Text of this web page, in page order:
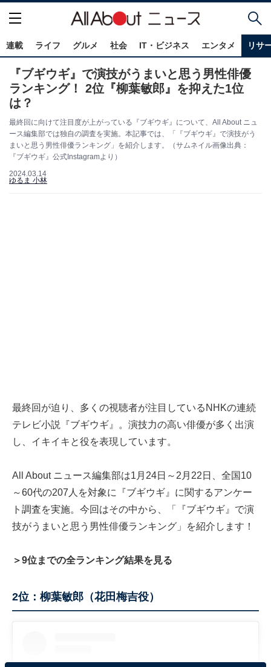
連載 ライフ グルメ 社会 IT・ビジネス エンタメ リサ
『ブギウギ』で演技がうまいと思う男性俳優
ランキング！ 2位『柳葉敏郎』を抑えた1位
は？
最終回に向けて注目度が上がっている『ブギウギ』について、All About ニュ
ース編集部では独自の調査を実施。本記事では、「『ブギウギ』で演技がう
まいと思う男性俳優ランキング」を紹介します。（サムネイル画像出典：
『ブギウギ』公式Instagramより）
2024.03.14
ゆるま 小林
最終回が迫り、多くの視聴者が注目しているNHKの連続
テレビ小説『ブギウギ』。演技力の高い俳優が多く出演
し、イキイキと役を表現しています。
All About ニュース編集部は1月24日～2月22日、全国10
～60代の207人を対象に『ブギウギ』に関するアンケー
ト調査を実施。今回はその中から、「『ブギウギ』で演
技がうまいと思う男性俳優ランキング」を紹介します！
＞9位までの全ランキング結果を見る
2位：柳葉敏郎（花田梅吉役）